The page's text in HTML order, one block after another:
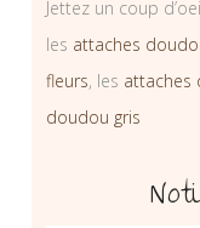
Jettez un coup
les attaches
fleurs, les attaches
doudou gris